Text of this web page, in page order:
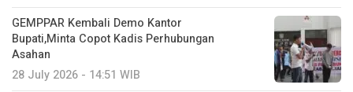
GEMPPAR Kembali Demo Kantor
Bupati,Minta Copot Kadis Perhubungan
Asahan
28 July 2026 - 14:51 WIB